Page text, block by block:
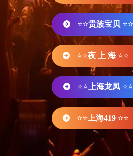
⭐⭐贵族宝贝 ⭐⭐
⭐⭐夜 上 海 ⭐⭐
⭐⭐ 上海龙凤 ⭐⭐
⭐⭐ 上海419 ⭐⭐